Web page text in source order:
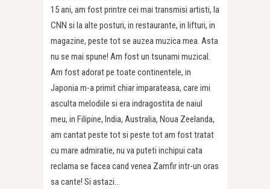
15 ani, am fost printre cei mai transmisi artisti, la
CNN si la alte posturi, in restaurante, in lifturi, in
magazine, peste tot se auzea muzica mea. Asta
nu se mai spune! Am fost un tsunami muzical.
Am fost adorat pe toate continentele, in
Japonia m-a primit chiar imparateasa, care imi
asculta melodiile si era indragostita de naiul
meu, in Filipine, India, Australia, Noua Zeelanda,
am cantat peste tot si peste tot am fost tratat
cu mare admiratie, nu va puteti inchipui cata
reclama se facea cand venea Zamfir intr-un oras
sa cante! Si astazi…